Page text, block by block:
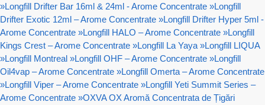
»Longfill Drifter Bar 16ml & 24ml - Arome Concentrate »Longfill
Drifter Exotic 12ml – Arome Concentrate »Longfill Drifter Hyper 5ml -
Arome Concentrate »Longfill HALO – Arome Concentrate »Longfill
Kings Crest – Arome Concentrate »Longfill La Yaya »Longfill LIQUA
»Longfill Montreal »Longfill OHF – Arome Concentrate »Longfill
Oil4vap – Arome Concentrate »Longfill Omerta – Arome Concentrate
»Longfill Viper – Arome Concentrate »Longfill Yeti Summit Series –
Arome Concentrate »OXVA OX Aromă Concentrata de Țigări